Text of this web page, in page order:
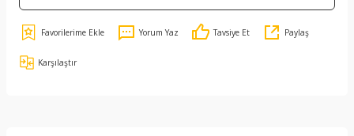
Yorum Yaz Tavsiye Et Paylaş
Karşılaştır